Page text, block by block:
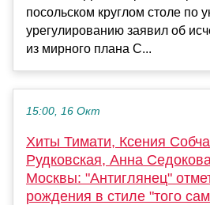
посольском круглом столе по
урегулированию заявил об
из мирного плана С...
15:00, 16 Окт
Хиты Тимати, Ксения
Рудковская, Анна
Москвы: "Антиглянец"
рождения в стиле "того